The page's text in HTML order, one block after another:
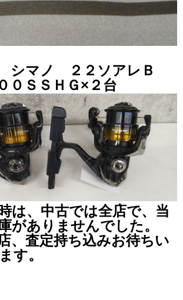
シマノ ２２ソアレＢ
０ＳＳＨＧ×２台
は、中古では全店で、当
がありませんでした。
、査定持ち込みお待ちい
す。